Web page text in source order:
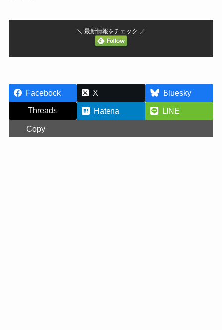
＼ 最新情報をチェック ／
Facebook X
Bluesky
Threads
Hatena
LINE
Copy